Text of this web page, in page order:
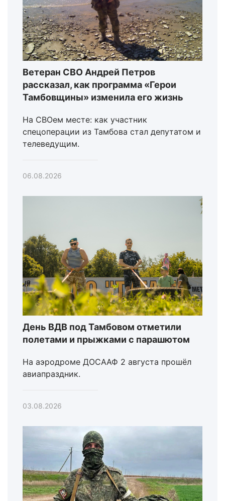
Ветеран СВО Андрей Петров
рассказал, как программа «Герои
Тамбовщины» изменила его жизнь
На СВОем месте: как участник
спецоперации из Тамбова стал депутатом и
телеведущим.
06.08.2026
День ВДВ под Тамбовом отметили
полетами и прыжками с парашютом
На аэродроме ДОСААФ 2 августа прошёл
авиапраздник.
03.08.2026